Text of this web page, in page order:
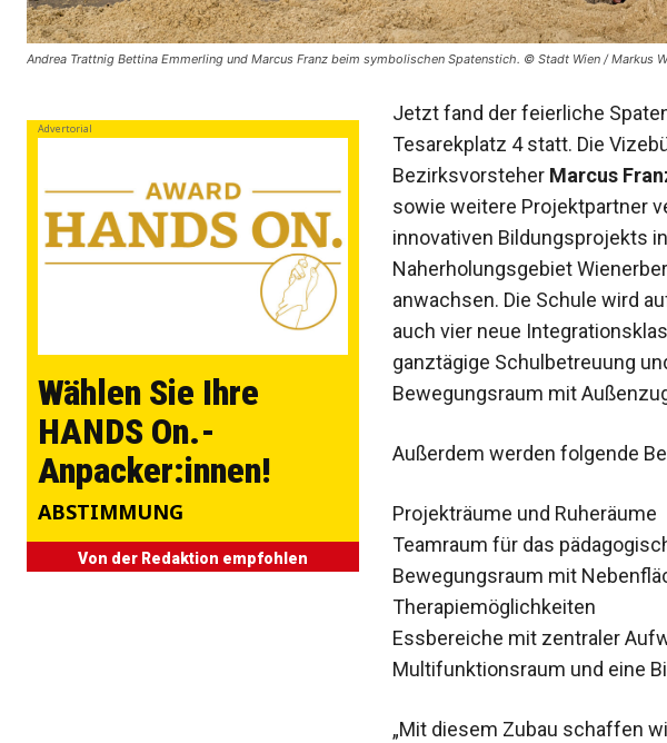
Andrea Trattnig Bettina Emmerling und Marcus Franz beim symbolischen Spatenstich. © Stadt Wien / Markus
Advertorial
Wählen Sie Ihre
HANDS On.-
Anpacker:innen!
ABSTIMMUNG
Von der Redaktion empfohlen
Jetzt fand der feierliche
Tesarekplatz 4 statt. Die
Bezirksvorsteher Marcus
sowie weitere Projektpartner
innovativen Bildungsprojekts
Naherholungsgebiet
anwachsen. Die Schule wird
auch vier neue
ganztägige Schulbetreuung
Bewegungsraum mit
Außerdem werden folgende
Projekträume und Ruheräume
Teamraum für das
Bewegungsraum mit
Therapiemöglichkeiten
Essbereiche mit zentraler
Multifunktionsraum und eine
„Mit diesem Zubau schaffen